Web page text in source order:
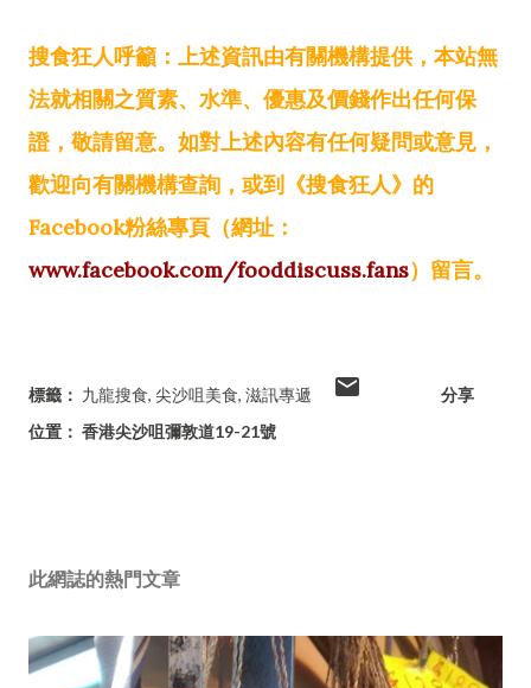
搜食狂人呼籲：上述資訊由有關機構提供，本站無
法就相關之質素、水準、優惠及價錢作出任何保
證，敬請留意。如對上述內容有任何疑問或意見，
歡迎向有關機構查詢，或到《搜食狂人》的
Facebook粉絲專頁（網址：
www.facebook.com/fooddiscuss.fans）留言。
標籤： 九龍搜食 尖沙咀美食 滋訊專遞
位置： 香港尖沙咀彌敦道19-21號
分享
此網誌的熱門文章